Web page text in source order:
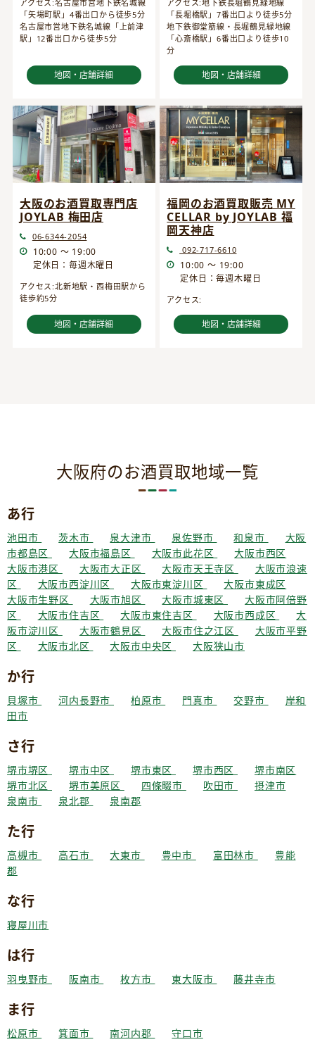
アクセス:名古屋市営地下鉄名城線
「矢場町駅」4番出口から徒歩5分
名古屋市営地下鉄名城線「上前津
駅」12番出口から徒歩5分
地図・店舗詳細
アクセス:地下鉄長堀鶴見緑地線
「長堀橋駅」7番出口より徒歩5分
地下鉄御堂筋線・長堀鶴見緑地線
「心斎橋駅」6番出口より徒歩10
分
地図・店舗詳細
大阪のお酒買取専門店
JOYLAB 梅田店
06-6344-2054
10:00 ～ 19:00
定休日：毎週木曜日
アクセス:北新地駅・西梅田駅から
徒歩約5分
地図・店舗詳細
福岡のお酒買取販売 MY
CELLAR by JOYLAB 福
岡天神店
092-717-6610
10:00 ～ 19:00
定休日：毎週木曜日
アクセス:
地図・店舗詳細
大阪府のお酒買取地域一覧
あ行
池田市 茨木市 泉大津市 泉佐野市 和泉市
大阪
市都島区
大阪市福島区 大阪市此花区
大阪市西区
大阪市港区
大阪市大正区 大阪市天王寺区
大阪市浪速
区
大阪市西淀川区 大阪市東淀川区
大阪市東成区
大阪市生野区
大阪市旭区 大阪市城東区
大阪市阿倍野
区
大阪市住吉区 大阪市東住吉区 大阪市西成区
大
阪市淀川区
大阪市鶴見区 大阪市住之江区
大阪市平野
区
大阪市北区 大阪市中央区 大阪狭山市
か行
貝塚市 河内長野市 柏原市 門真市 交野市
岸和
田市
さ行
堺市堺区 堺市中区 堺市東区 堺市西区
堺市南区
堺市北区
堺市美原区 四條畷市 吹田市
摂津市
泉南市
泉北郡 泉南郡
た行
高槻市 高石市 大東市 豊中市 富田林市
豊能
郡
な行
寝屋川市
は行
羽曳野市 阪南市 枚方市 東大阪市 藤井寺市
ま行
松原市 箕面市 南河内郡 守口市